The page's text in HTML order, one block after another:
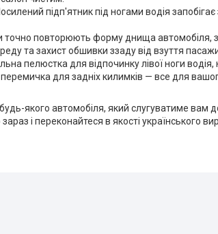
підп'ятник під ногами водія
точно повторюють форму днища автомобіля,
та захист обшивки ззаду від взуття
пелюстка для відпочинку лівої ноги
перемичка для задніх килимків — все для
якого автомобіля, який слугуватиме вам
і переконайтеся в якості українського